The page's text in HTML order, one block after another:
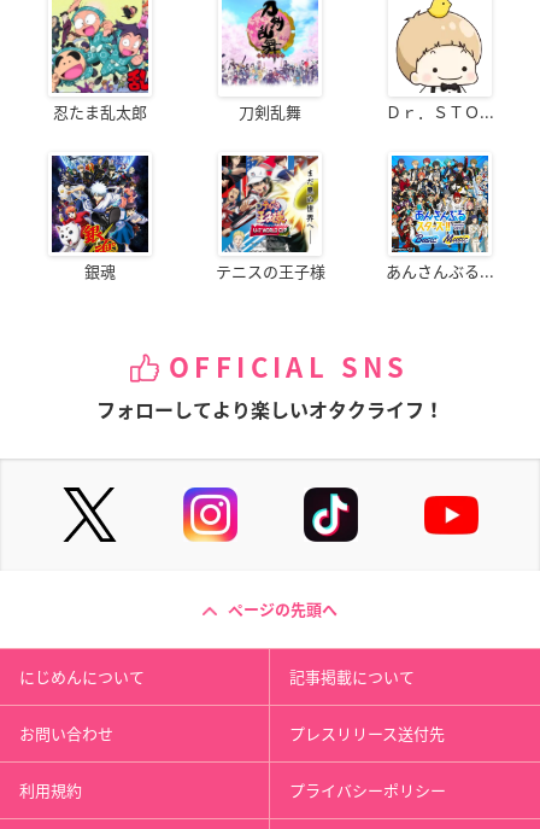
忍たま乱太郎 刀剣乱舞 Ｄｒ．ＳＴＯ...
銀魂 テニスの王子様 あんさんぶる...
OFFICIAL SNS
フォローしてより楽しいオタクライフ！
ページの先頭へ
にじめんについて 記事掲載について
お問い合わせ プレスリリース送付先
利用規約 プライバシーポリシー